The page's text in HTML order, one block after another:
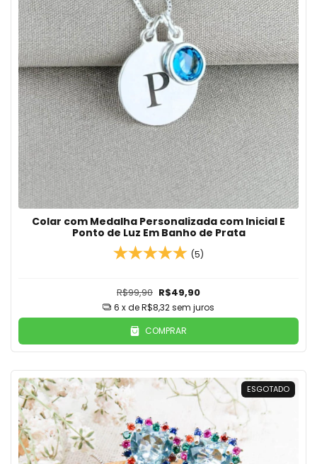
Colar com Medalha Personalizada com Inicial E
Ponto de Luz Em Banho de Prata
(5)
R$99,90 R$49,90
6 x deR$8,32sem juros
COMPRAR
ESGOTADO